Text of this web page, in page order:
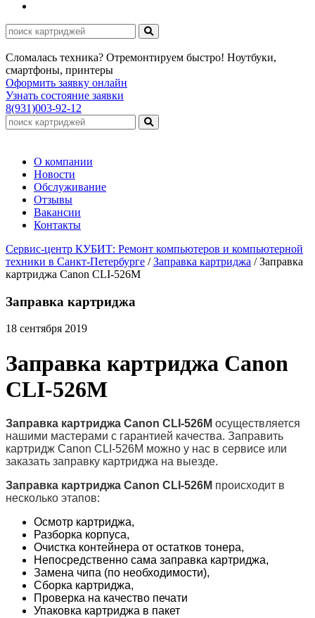
Сломалась техника? Отремонтируем быстро! Ноутбуки,
смартфоны, принтеры
Оформить заявку онлайн
Узнать состояние заявки
8(931)003-92-12
О компании
Новости
Обслуживание
Отзывы
Вакансии
Контакты
Сервис-центр КУБИТ: Ремонт компьютеров и компьютерной
техники в Санкт-Петербурге / Заправка картриджа / Заправка
картриджа Canon CLI-526M
Заправка картриджа
18 сентября 2019
Заправка картриджа Canon
CLI-526M
Заправка картриджа Canon CLI-526M осуществляется
нашими мастерами с гарантией качества. Заправить
картридж Canon CLI-526M можно у нас в сервисе или
заказать заправку картриджа на выезде.
Заправка картриджа Canon CLI-526M происходит в
несколько этапов:
Осмотр картриджа,
Разборка корпуса,
Очистка контейнера от остатков тонера,
Непосредственно сама заправка картриджа,
Замена чипа (по необходимости),
Сборка картриджа,
Проверка на качество печати
Упаковка картриджа в пакет